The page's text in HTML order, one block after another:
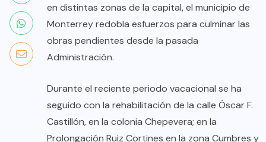
en distintas zonas de la capital, el municipio de
Monterrey redobla esfuerzos para culminar las
obras pendientes desde la pasada
Administración.
Durante el reciente periodo vacacional se ha
seguido con la rehabilitación de la calle Óscar F.
Castillón, en la colonia Chepevera; en la
Prolongación Ruiz Cortines en la zona Cumbres y